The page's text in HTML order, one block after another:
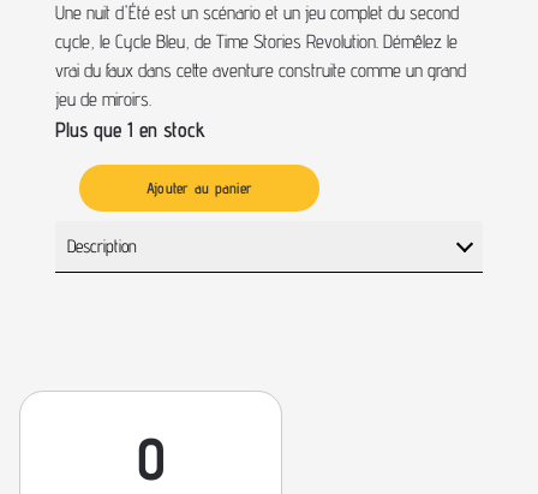
Une nuit d'Été est un scénario et un jeu complet du second
cycle, le Cycle Bleu, de Time Stories Revolution. Démêlez le
vrai du faux dans cette aventure construite comme un grand
jeu de miroirs.
Plus que 1 en stock
Ajouter au panier
Description
0